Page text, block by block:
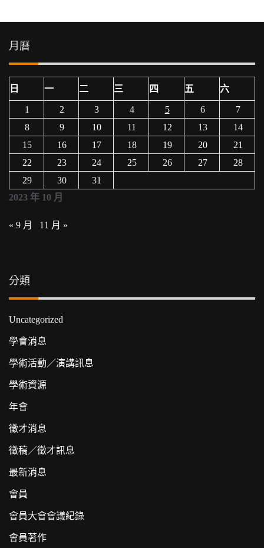
月曆
2023 年 10 月
日 一 二 三 四 五 六
1 2 3 4 5 6
7
8
9 10 11 12 13
14
15
16 17 18 19 20
21
22
23 24 25 26 27
28
29
30 31
« 9 月 11 月 »
分類
Uncategorized
學會消息
學術活動／演講訊息
學術資源
年會
徵才消息
徵稿／徵才訊息
最新消息
會員
會員大會會議紀錄
會員著作